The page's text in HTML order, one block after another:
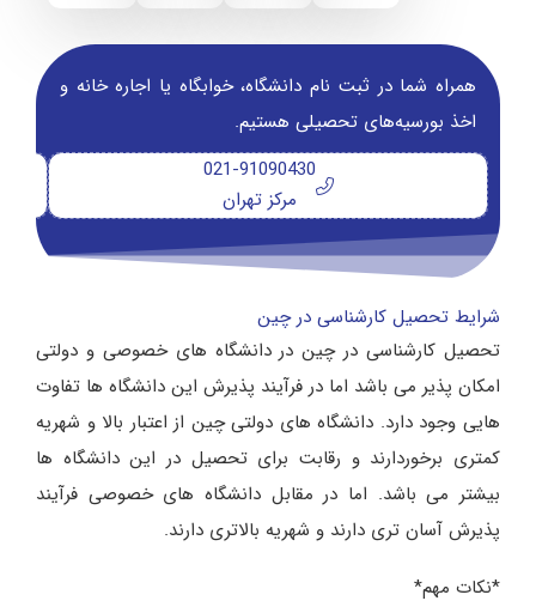
همراه شما در ثبت نام دانشگاه‌، خوابگاه یا اجاره خانه و
اخذ بورسیه‌های تحصیلی هستیم.
021-91090430
مرکز تهران
شرایط تحصیل کارشناسی در چین
تحصیل کارشناسی در چین در دانشگاه های خصوصی و دولتی
امکان پذیر می باشد اما در فرآیند پذیرش این دانشگاه ها تفاوت
هایی وجود دارد. دانشگاه های دولتی چین از اعتبار بالا و شهریه
کمتری برخوردارند و رقابت برای تحصیل در این دانشگاه ها
بیشتر می باشد. اما در مقابل دانشگاه های خصوصی فرآیند
پذیرش آسان تری دارند و شهریه بالاتری دارند.
*نکات مهم*